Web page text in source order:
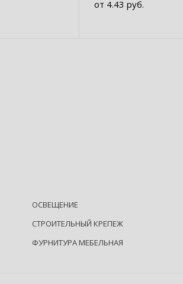
от 4.43 руб.
ОСВЕЩЕНИЕ
СТРОИТЕЛЬНЫЙ КРЕПЕЖ
ФУРНИТУРА МЕБЕЛЬНАЯ